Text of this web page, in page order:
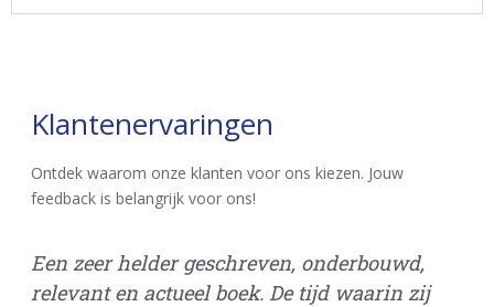
Klantenervaringen
Ontdek waarom onze klanten voor ons kiezen. Jouw
feedback is belangrijk voor ons!
Een zeer helder geschreven, onderbouwd,
relevant en actueel boek. De tijd waarin zij